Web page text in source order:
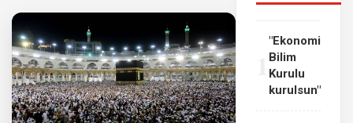
"Ekonomi
Bilim
Kurulu
kurulsun"